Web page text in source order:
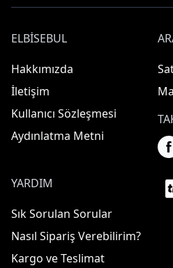
ELBISEBUL
Hakkımızda
İletişim
Kullanıcı Sözleşmesi
Aydınlatma Metni
YARDIM
Sık Sorulan Sorular
Nasıl Sipariş Verebilirim?
Kargo ve Teslimat